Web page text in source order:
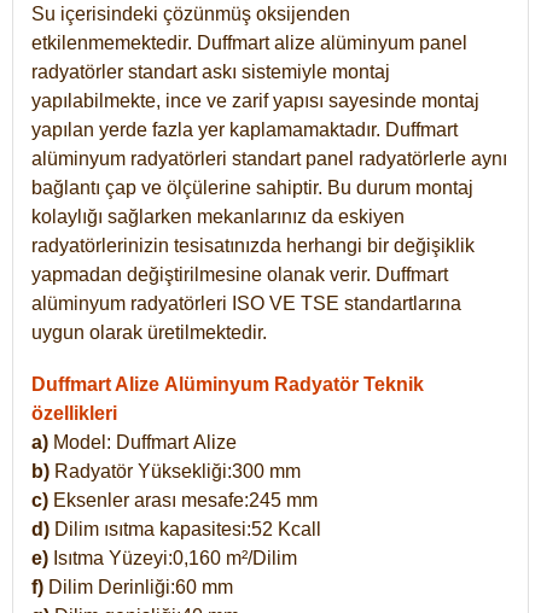
Su içerisindeki çözünmüş oksijenden
etkilenmemektedir. Duffmart alize alüminyum panel
radyatörler standart askı sistemiyle montaj
yapılabilmekte, ince ve zarif yapısı sayesinde montaj
yapılan yerde fazla yer kaplamamaktadır. Duffmart
alüminyum radyatörleri standart panel radyatörlerle aynı
bağlantı çap ve ölçülerine sahiptir. Bu durum montaj
kolaylığı sağlarken mekanlarınız da eskiyen
radyatörlerinizin tesisatınızda herhangi bir değişiklik
yapmadan değiştirilmesine olanak verir. Duffmart
alüminyum radyatörleri ISO VE TSE standartlarına
uygun olarak üretilmektedir.
Duffmart Alize Alüminyum Radyatör Teknik
özellikleri
a) Model: DuffmartAlize
b) Radyatör Yüksekliği:300 mm
c) Eksenler arası mesafe:245 mm
d) Dilim ısıtma kapasitesi:52 Kcall
e) Isıtma Yüzeyi:0,160 m²/Dilim
f) Dilim Derinliği:60 mm